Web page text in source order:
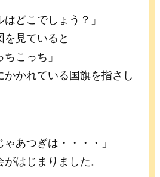
はどこでしょう？」
を見ていると
ちこっち」
かかれている国旗を指さし
ゃあつぎは・・・・」
はじまりました。